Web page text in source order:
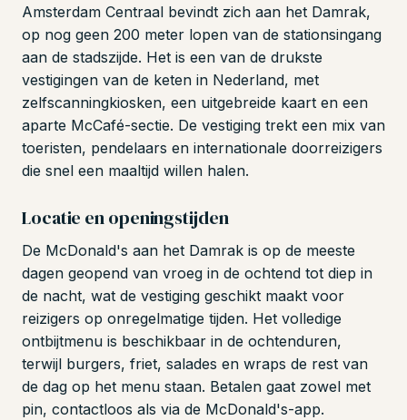
Amsterdam Centraal bevindt zich aan het Damrak,
op nog geen 200 meter lopen van de stationsingang
aan de stadszijde. Het is een van de drukste
vestigingen van de keten in Nederland, met
zelfscanningkiosken, een uitgebreide kaart en een
aparte McCafé-sectie. De vestiging trekt een mix van
toeristen, pendelaars en internationale doorreizigers
die snel een maaltijd willen halen.
Locatie en openingstijden
De McDonald's aan het Damrak is op de meeste
dagen geopend van vroeg in de ochtend tot diep in
de nacht, wat de vestiging geschikt maakt voor
reizigers op onregelmatige tijden. Het volledige
ontbijtmenu is beschikbaar in de ochtenduren,
terwijl burgers, friet, salades en wraps de rest van
de dag op het menu staan. Betalen gaat zowel met
pin, contactloos als via de McDonald's-app.